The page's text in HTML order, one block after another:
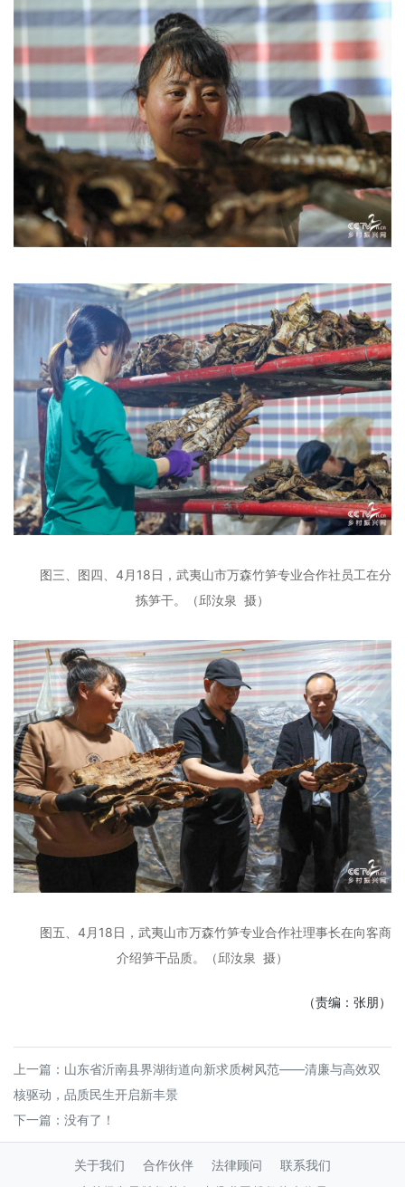
图三、图四、4月18日，武夷山市万森竹笋专业合作社员工在分
拣笋干。
（邱汝泉 摄）
图五、4月18日，武夷山市万森竹笋专业合作社理事长在向客商
介绍笋干品质。
（邱汝泉 摄）
（责编：张朋）
上一篇： 山东省沂南县界湖街道向新求质树风范——清廉与高效双
核驱动，品质民生开启新丰景
下一篇：没有了！
关于我们 合作伙伴 法律顾问 联系我们